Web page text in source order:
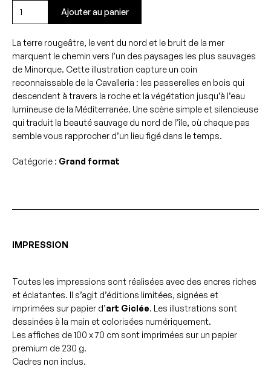
quantité
de
la
Cavalleria
Ajouter au panier
La terre rougeâtre, le vent du nord et le bruit de la mer
marquent le chemin vers l’un des paysages les plus sauvages
de Minorque. Cette illustration capture un coin
reconnaissable de la Cavalleria : les passerelles en bois qui
descendent à travers la roche et la végétation jusqu’à l’eau
lumineuse de la Méditerranée. Une scène simple et silencieuse
qui traduit la beauté sauvage du nord de l’île, où chaque pas
semble vous rapprocher d’un lieu figé dans le temps.
Catégorie : Grand format
IMPRESSION
Toutes les impressions sont réalisées avec des encres riches
et éclatantes. Il s’agit d’éditions limitées, signées et
imprimées sur papier d’art Giclée. Les illustrations sont
dessinées à la main et colorisées numériquement.
Les affiches de 100 x 70 cm sont imprimées sur un papier
premium de 230 g.
Cadres non inclus.